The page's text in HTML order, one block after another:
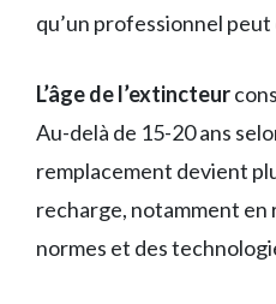
qu’un professionnel
L’âge de l’extincteur
Au-delà de 15-20 ans
remplacement devient
recharge, notamment en
normes et des